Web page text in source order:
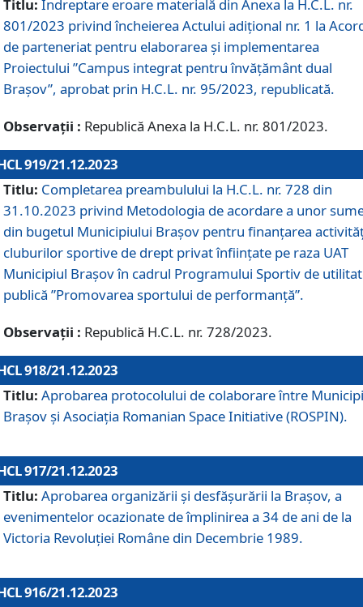
Titlu: Îndreptare eroare materială din Anexa la H.C.L. nr.
801/2023 privind încheierea Actului adițional nr. 1 la
de parteneriat pentru elaborarea și implementarea
Proiectului ”Campus integrat pentru învățământ dual
Brașov”, aprobat prin H.C.L. nr. 95/2023, republicată.
Observații : Republică Anexa la H.C.L. nr. 801/2023.
919/21.12.2023
Titlu: Completarea preambulului la H.C.L. nr. 728 din
31.10.2023 privind Metodologia de acordare a unor
din bugetul Municipiului Brașov pentru finanțarea
cluburilor sportive de drept privat înființate pe raza UAT
Municipiul Brașov în cadrul Programului Sportiv de
publică ”Promovarea sportului de performanță”.
Observații : Republică H.C.L. nr. 728/2023.
918/21.12.2023
Titlu: Aprobarea protocolului de colaborare între
Brașov și Asociația Romanian Space Initiative (ROSPIN).
917/21.12.2023
Titlu: Aprobarea organizării şi desfăşurării la Braşov, a
evenimentelor ocazionate de împlinirea a 34 de ani de la
Victoria Revoluţiei Române din Decembrie 1989.
916/21.12.2023